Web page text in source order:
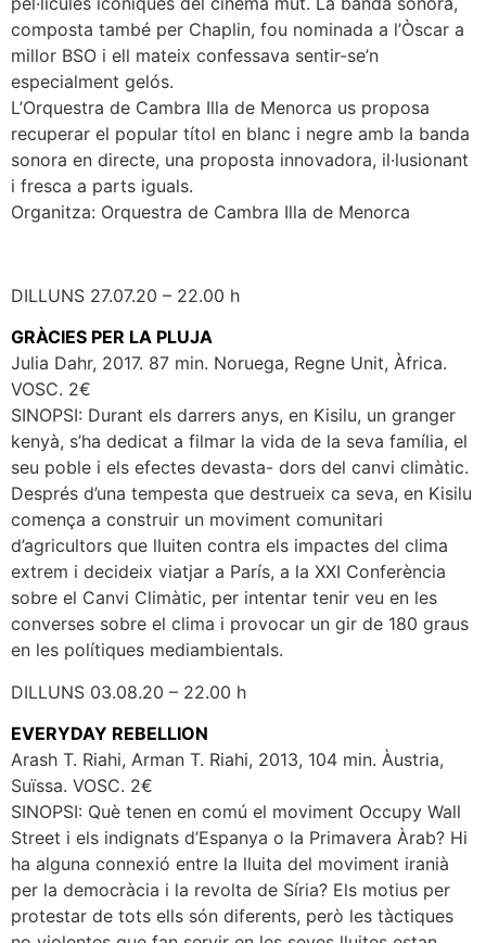
composta també per Chaplin, fou nominada a l’Òscar a
millor BSO i ell mateix confessava sentir-se’n
especialment gelós.
L’Orquestra de Cambra Illa de Menorca us proposa
recuperar el popular títol en blanc i negre amb la banda
sonora en directe, una proposta innovadora, il·lusionant
i fresca a parts iguals.
Organitza: Orquestra de Cambra Illa de Menorca
DILLUNS 27.07.20 – 22.00 h
GRÀCIES PER LA PLUJA
Julia Dahr, 2017. 87 min. Noruega, Regne Unit, Àfrica.
VOSC. 2€
SINOPSI: Durant els darrers anys, en Kisilu, un granger
kenyà, s’ha dedicat a filmar la vida de la seva família, el
seu poble i els efectes devasta- dors del canvi climàtic.
Després d’una tempesta que destrueix ca seva, en Kisilu
comença a construir un moviment comunitari
d’agricultors que lluiten contra els impactes del clima
extrem i decideix viatjar a París, a la XXI Conferència
sobre el Canvi Climàtic, per intentar tenir veu en les
converses sobre el clima i provocar un gir de 180 graus
en les polítiques mediambientals.
DILLUNS 03.08.20 – 22.00 h
EVERYDAY REBELLION
Arash T. Riahi, Arman T. Riahi, 2013, 104 min. Àustria,
Suïssa. VOSC. 2€
SINOPSI: Què tenen en comú el moviment Occupy Wall
Street i els indignats d’Espanya o la Primavera Àrab? Hi
ha alguna connexió entre la lluita del moviment iranià
per la democràcia i la revolta de Síria? Els motius per
protestar de tots ells són diferents, però les tàctiques